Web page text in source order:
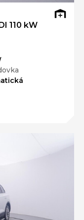
110 kW